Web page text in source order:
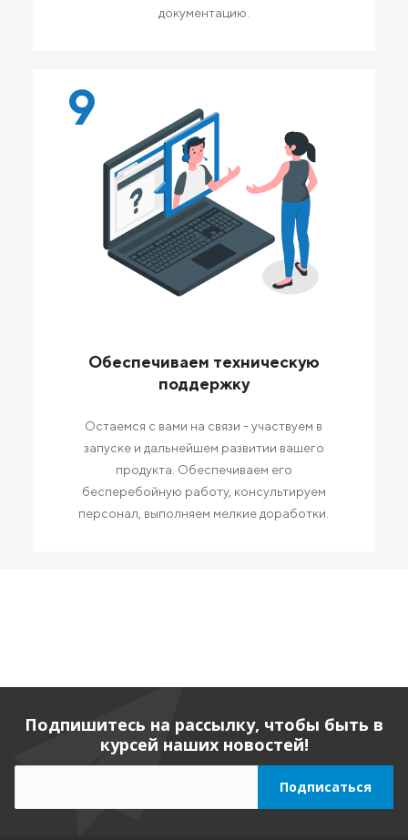
документацию.
9
Обеспечиваем техническую
поддержку
Остаемся с вами на связи - участвуем в
запуске и дальнейшем развитии вашего
продукта. Обеспечиваем его
бесперебойную работу, консультируем
персонал, выполняем мелкие доработки.
Подпишитесь на рассылку, чтобы быть в
курсей наших новостей!